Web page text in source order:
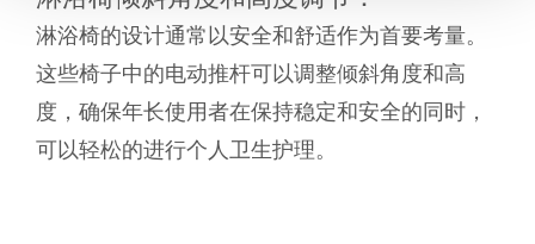
淋浴椅的设计通常以安全和舒适作为首要考量。
这些椅子中的电动推杆可以调整倾斜角度和高
度，确保年长使用者在保持稳定和安全的同时，
可以轻松的进行个人卫生护理。